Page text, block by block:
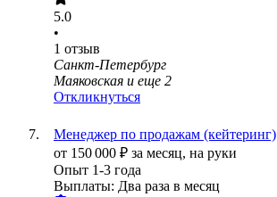
5.0
•
1 отзыв
Санкт-Петербург
Маяковская и еще 2
Откликнуться
Менеджер по продажам (кейтеринг)
от 150 000 ₽ за месяц, на руки
Опыт 1-3 года
Выплаты: Два раза в месяц